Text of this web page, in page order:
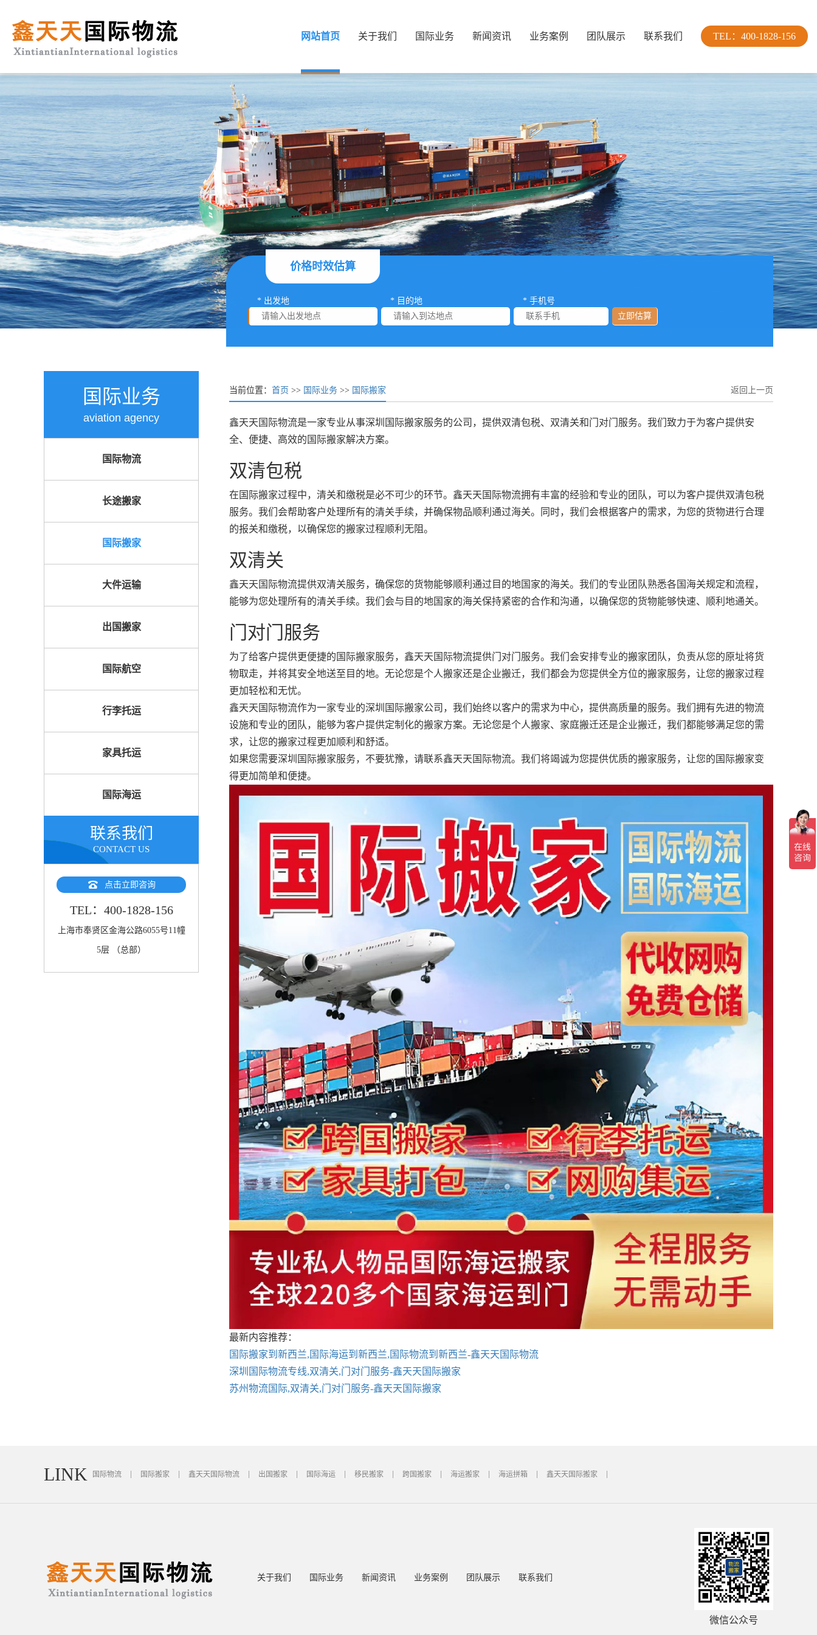
TEL：400-1828-156
网站首页 关于我们 国际业务 新闻资讯 业务案例 团队展示 联系我们
价格时效估算
* 出发地 * 目的地
* 手机号
立即估算
国际业务
aviation agency
国际物流
长途搬家
国际搬家
大件运输
出国搬家
国际航空
行李托运
家具托运
国际海运
联系我们
CONTACT US
点击立即咨询
TEL：400-1828-156
上海市奉贤区金海公路6055号11幢
5层 （总部）
当前位置：首页 >> 国际业务 >> 国际搬家 返回上一页
鑫天天国际物流是一家专业从事深圳国际搬家服务的公司，提供双清包税、双清关和门对门服务。我们致力于为客户提供安
全、便捷、高效的国际搬家解决方案。
双清包税
在国际搬家过程中，清关和缴税是必不可少的环节。鑫天天国际物流拥有丰富的经验和专业的团队，可以为客户提供双清包税
服务。我们会帮助客户处理所有的清关手续，并确保物品顺利通过海关。同时，我们会根据客户的需求，为您的货物进行合理
的报关和缴税，以确保您的搬家过程顺利无阻。
双清关
鑫天天国际物流提供双清关服务，确保您的货物能够顺利通过目的地国家的海关。我们的专业团队熟悉各国海关规定和流程，
能够为您处理所有的清关手续。我们会与目的地国家的海关保持紧密的合作和沟通，以确保您的货物能够快速、顺利地通关。
门对门服务
为了给客户提供更便捷的国际搬家服务，鑫天天国际物流提供门对门服务。我们会安排专业的搬家团队，负责从您的原址将货
物取走，并将其安全地送至目的地。无论您是个人搬家还是企业搬迁，我们都会为您提供全方位的搬家服务，让您的搬家过程
更加轻松和无忧。
鑫天天国际物流作为一家专业的深圳国际搬家公司，我们始终以客户的需求为中心，提供高质量的服务。我们拥有先进的物流
设施和专业的团队，能够为客户提供定制化的搬家方案。无论您是个人搬家、家庭搬迁还是企业搬迁，我们都能够满足您的需
求，让您的搬家过程更加顺利和舒适。
如果您需要深圳国际搬家服务，不要犹豫，请联系鑫天天国际物流。我们将竭诚为您提供优质的搬家服务，让您的国际搬家变
得更加简单和便捷。
最新内容推荐：
国际搬家到新西兰,国际海运到新西兰,国际物流到新西兰-鑫天天国际物流
深圳国际物流专线,双清关,门对门服务-鑫天天国际搬家
苏州物流国际,双清关,门对门服务-鑫天天国际搬家
LINK 国际物流 国际搬家 鑫天天国际物流 出国搬家 国际海运 移民搬家 跨国搬家 海运搬家 海运拼箱 鑫天天国际搬家
关于我们 国际业务 新闻资讯 业务案例 团队展示 联系我们
微信公众号